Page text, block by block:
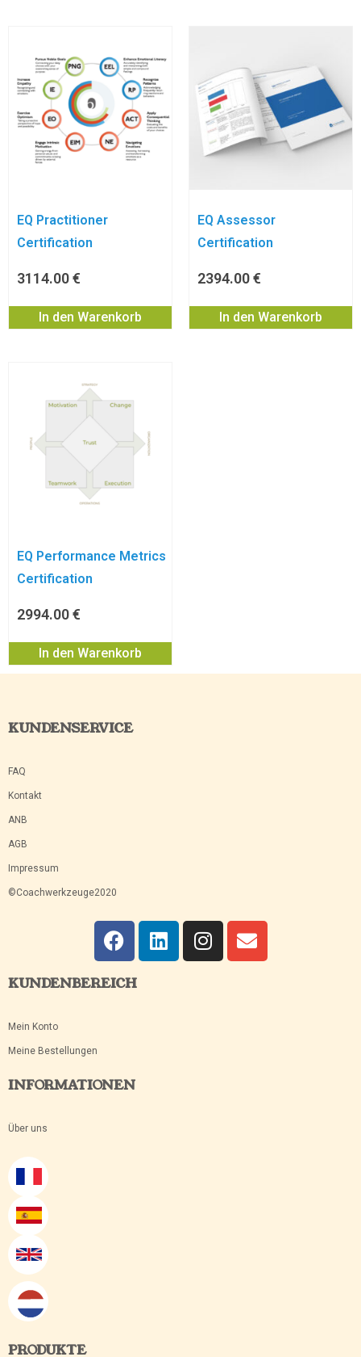
EQ Practitioner
Certification
3114.00€
In den Warenkorb
EQ Assessor
Certification
2394.00€
In den Warenkorb
EQ Performance Metrics
Certification
2994.00€
In den Warenkorb
KUNDENSERVICE
FAQ
Kontakt
ANB
AGB
Impressum
©Coachwerkzeuge2020
KUNDENBEREICH
Mein Konto
Meine Bestellungen
INFORMATIONEN
Über uns
PRODUKTE